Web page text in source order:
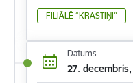
FILIĀLĒ “KRASTIŅI”
Datums
27. decembris,